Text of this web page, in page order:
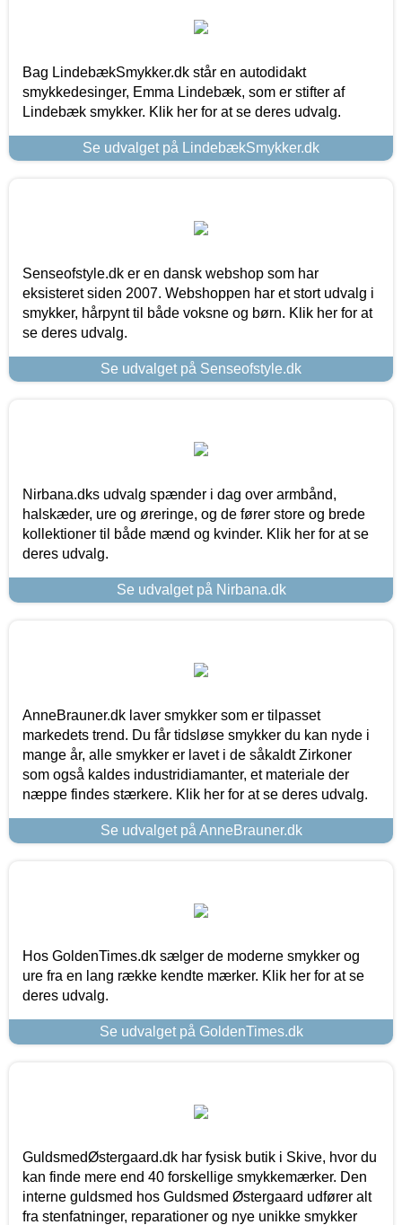
Bag LindebækSmykker.dk står en autodidakt
smykkedesinger, Emma Lindebæk, som er stifter af
Lindebæk smykker. Klik her for at se deres udvalg.
Se udvalget på LindebækSmykker.dk
Senseofstyle.dk er en dansk webshop som har
eksisteret siden 2007. Webshoppen har et stort udvalg i
smykker, hårpynt til både voksne og børn. Klik her for at
se deres udvalg.
Se udvalget på Senseofstyle.dk
Nirbana.dks udvalg spænder i dag over armbånd,
halskæder, ure og øreringe, og de fører store og brede
kollektioner til både mænd og kvinder. Klik her for at se
deres udvalg.
Se udvalget på Nirbana.dk
AnneBrauner.dk laver smykker som er tilpasset
markedets trend. Du får tidsløse smykker du kan nyde i
mange år, alle smykker er lavet i de såkaldt Zirkoner
som også kaldes industridiamanter, et materiale der
næppe findes stærkere. Klik her for at se deres udvalg.
Se udvalget på AnneBrauner.dk
Hos GoldenTimes.dk sælger de moderne smykker og
ure fra en lang række kendte mærker. Klik her for at se
deres udvalg.
Se udvalget på GoldenTimes.dk
GuldsmedØstergaard.dk har fysisk butik i Skive, hvor du
kan finde mere end 40 forskellige smykkemærker. Den
interne guldsmed hos Guldsmed Østergaard udfører alt
fra stenfatninger, reparationer og nye unikke smykker